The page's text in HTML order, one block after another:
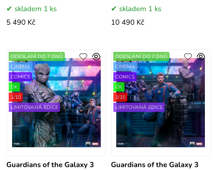
skladem 1 ks
5 490 Kč
skladem 1 ks
10 490 Kč
Guardians of the Galaxy 3
ODESLÁNÍ DO 7 DNŮ
CINEMA
COMICS
OK
1/10
LIMITOVANÁ EDICE
Guardians of the Galaxy 3
ODESLÁNÍ DO 7 DNŮ
CINEMA
COMICS
OK
1/10
LIMITOVANÁ EDICE